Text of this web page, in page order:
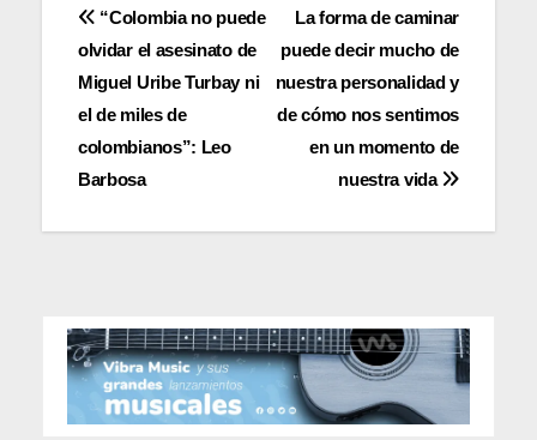
Navegación
de
entradas
La forma de caminar
puede decir mucho de
nuestra personalidad y
de cómo nos sentimos
en un momento de
nuestra vida
“Colombia no puede
olvidar el asesinato de
Miguel Uribe Turbay ni
el de miles de
colombianos”: Leo
Barbosa